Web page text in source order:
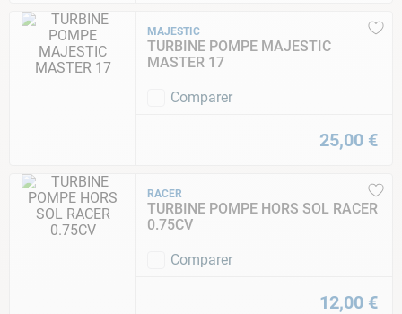
MAJESTIC
TURBINE POMPE MAJESTIC
MASTER 17
Comparer
25,00 €
RACER
TURBINE POMPE HORS SOL RACER
0.75CV
Comparer
12,00 €